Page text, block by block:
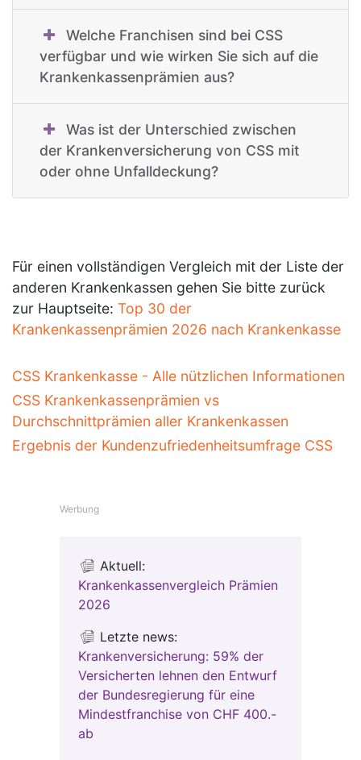
Welche Franchisen sind bei CSS
verfügbar und wie wirken Sie sich auf die
Krankenkassenprämien aus?
Was ist der Unterschied zwischen
der Krankenversicherung von CSS mit
oder ohne Unfalldeckung?
Für einen vollständigen Vergleich mit der Liste der
anderen Krankenkassen gehen Sie bitte zurück
zur Hauptseite: Top 30 der
Krankenkassenprämien 2026 nach Krankenkasse
CSS Krankenkasse - Alle nützlichen Informationen
CSS Krankenkassenprämien vs
Durchschnittprämien aller Krankenkassen
Ergebnis der Kundenzufriedenheitsumfrage CSS
Werbung
Aktuell:
Krankenkassenvergleich Prämien
2026
Letzte news:
Krankenversicherung: 59% der
Versicherten lehnen den Entwurf
der Bundesregierung für eine
Mindestfranchise von CHF 400.-
ab